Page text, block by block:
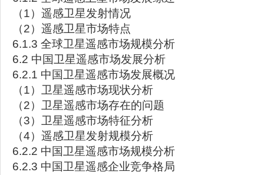
（1）遥感卫星发射情况
（2）遥感卫星市场特点
6.1.3 全球卫星遥感市场规模分析
6.2 中国卫星遥感市场发展分析
6.2.1 中国卫星遥感市场发展概况
（1）卫星遥感市场现状分析
（2）卫星遥感市场存在的问题
（3）卫星遥感市场特征分析
（4）遥感卫星发射规模分析
6.2.2 中国卫星遥感市场规模分析
6.2.3 中国卫星遥感企业竞争格局